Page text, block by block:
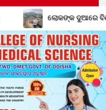
ମୌଳିକ ସମସ୍ୟା ନେଇ